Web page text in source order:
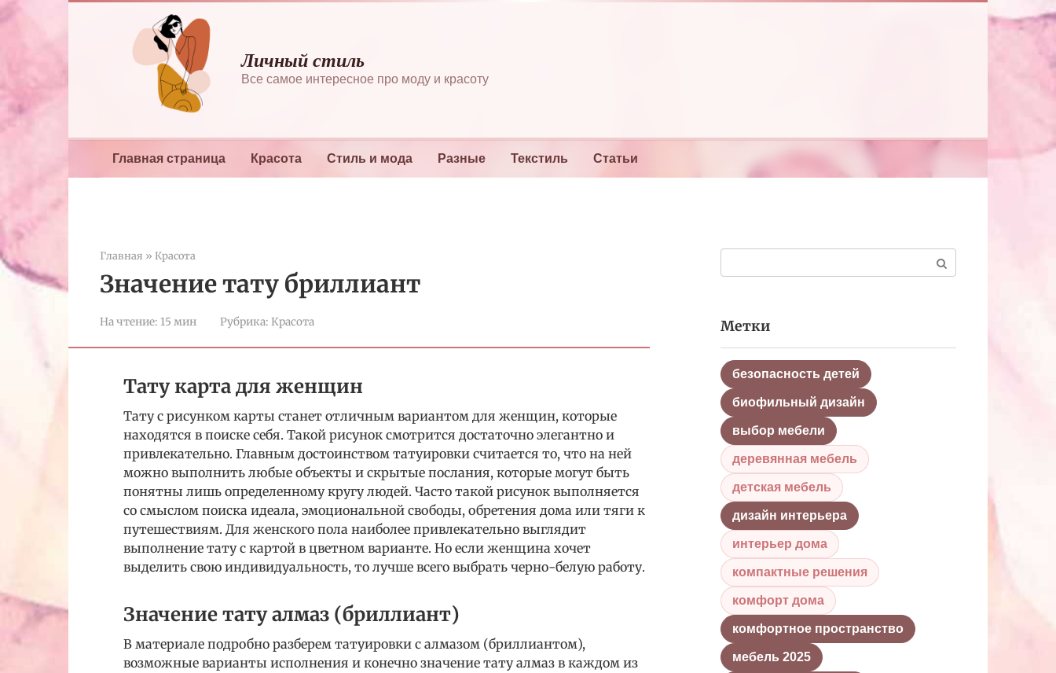
Перейти
к
Личный стиль
Все самое интересное про моду и красоту
Главная страница Красота Стиль и мода Разные Текстиль Статьи
Главная » Красота
Значение тату бриллиант
На чтение: 15 мин Рубрика: Красота
Тату карта для женщин
Тату с рисунком карты станет отличным вариантом для женщин, которые
находятся в поиске себя. Такой рисунок смотрится достаточно элегантно и
привлекательно. Главным достоинством татуировки считается то, что на ней
можно выполнить любые объекты и скрытые послания, которые могут быть
понятны лишь определенному кругу людей. Часто такой рисунок выполняется
со смыслом поиска идеала, эмоциональной свободы, обретения дома или тяги к
путешествиям. Для женского пола наиболее привлекательно выглядит
выполнение тату с картой в цветном варианте. Но если женщина хочет
выделить свою индивидуальность, то лучше всего выбрать черно-белую работу.
Значение тату алмаз (бриллиант)
В материале подробно разберем татуировки с алмазом (бриллиантом),
возможные варианты исполнения и конечно значение тату алмаз в каждом из
Метки
безопасность детей
биофильный дизайн
выбор мебели
деревянная мебель
детская мебель
дизайн интерьера
интерьер дома
компактные решения
комфорт дома
комфортное пространство
мебель 2025